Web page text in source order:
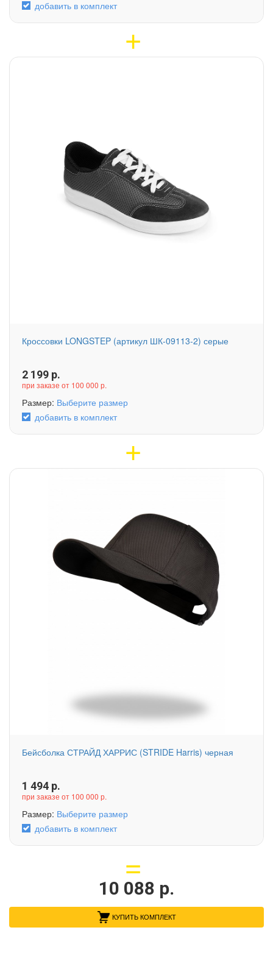
добавить в комплект
Кроссовки LONGSTEP (артикул ШК-09113-2) серые
2 199 р.
при заказе от 100 000 р.
Размер: Выберите размер
добавить в комплект
Бейсболка СТРАЙД ХАРРИС (STRIDE Harris) черная
1 494 р.
при заказе от 100 000 р.
Размер: Выберите размер
добавить в комплект
10 088 р.
КУПИТЬ КОМПЛЕКТ